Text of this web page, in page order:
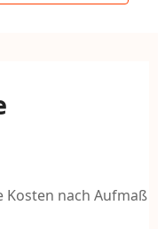
Kosten nach Aufmaß